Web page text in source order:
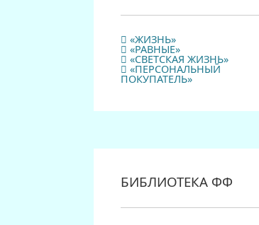
«ЖИЗНЬ»
«РАВНЫЕ»
«СВЕТСКАЯ ЖИЗНЬ»
«ПЕРСОНАЛЬНЫЙ
ПОКУПАТЕЛЬ»
БИБЛИОТЕКА ФФ